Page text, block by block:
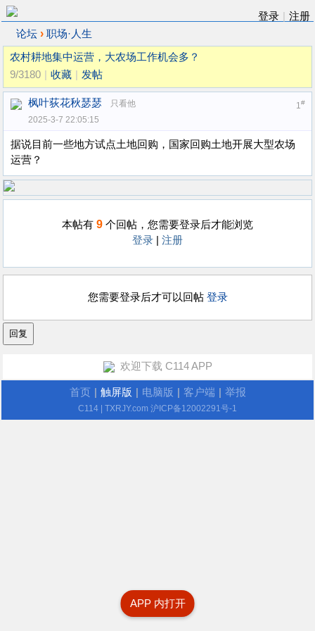
登录
注册
论坛 › 职场·人生
农村耕地集中运营，大农场工作机会多？
9/3180
收藏 发帖
1#
枫叶荻花秋瑟瑟
只看他
2025-3-7 22:05:15
据说目前一些地方试点土地回购，国家回购土地开展大型农场
运营？
本帖有 9 个回帖，您需要登录后才能浏览
登录
注册
您需要登录后才可以回帖 登录
APP 内打开
欢迎下载 C114 APP
首页 触屏版 电脑版 客户端 举报
C114 | TXRJY.com 沪ICP备12002291号-1